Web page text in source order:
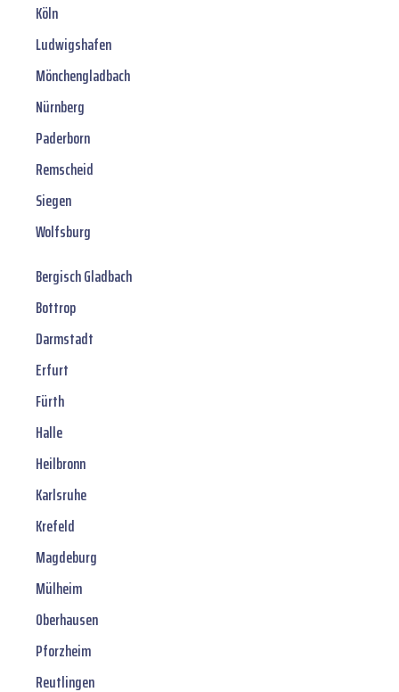
Köln
Ludwigshafen
Mönchengladbach
Nürnberg
Paderborn
Remscheid
Siegen
Wolfsburg
Bergisch Gladbach
Bottrop
Darmstadt
Erfurt
Fürth
Halle
Heilbronn
Karlsruhe
Krefeld
Magdeburg
Mülheim
Oberhausen
Pforzheim
Reutlingen